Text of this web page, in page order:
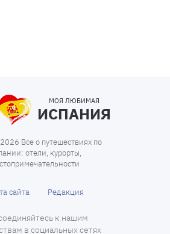
МОЯ ЛЮБИМАЯ
ИСПАНИЯ
Все о путешествиях по
отели, курорты,
сайта Редакция
к нашим
в социальных сетях